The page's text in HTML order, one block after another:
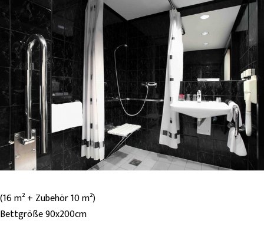
(16 m² + Zubehör 10 m²)
Bettgröße 90x200cm